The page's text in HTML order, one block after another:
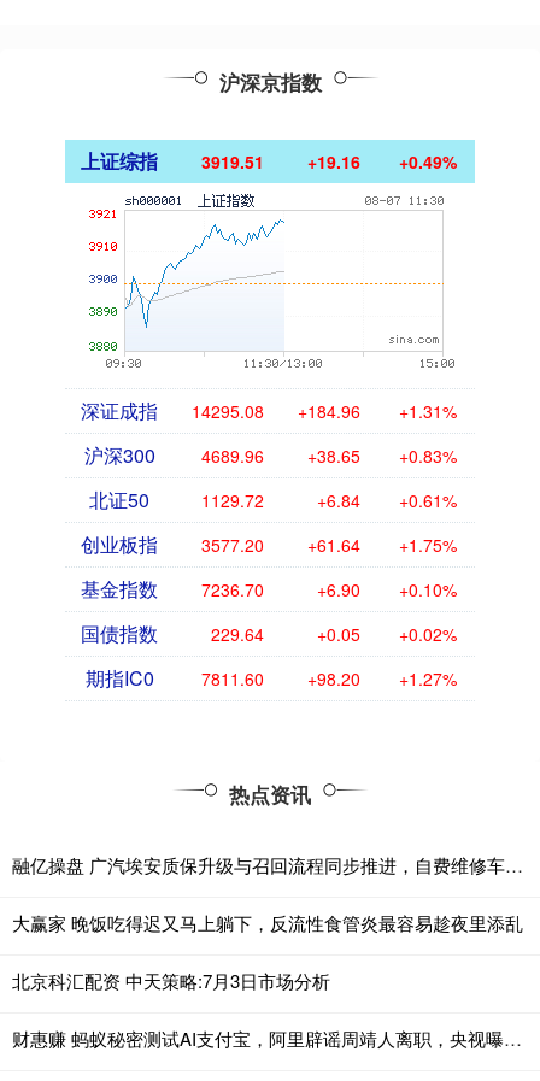
沪深京指数
上证综指 3919.51 +19.16 +0.49%
深证成指 14295.08 +184.96 +1.31%
沪深300 4689.96 +38.65 +0.83%
北证50 1129.72 +6.84 +0.61%
创业板指 3577.20 +61.64 +1.75%
基金指数 7236.70 +6.90 +0.10%
国债指数 229.64 +0.05 +0.02%
期指IC0 7811.60 +98.20 +1.27%
热点资讯
融亿操盘 广汽埃安质保升级与召回流程同步推进，自费维修车主可获补偿
大赢家 晚饭吃得迟又马上躺下，反流性食管炎最容易趁夜里添乱
北京科汇配资 中天策略:7月3日市场分析
财惠赚 蚂蚁秘密测试AI支付宝，阿里辟谣周靖人离职，央视曝光违规电池工厂，安克通过港交所上市聆讯，这就是今天的其他大新闻！